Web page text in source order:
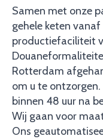
Samen met onze
gehele keten
productiefaciliteit
Rotterdam
om u te ontzorgen.
binnen 48 uur na
Wij gaan voor
Ons